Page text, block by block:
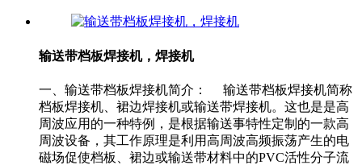
输送带档板焊接机，焊接机
一、输送带档板焊接机简介： 输送带档板焊接机简称
档板焊接机、裙边焊接机或输送带焊接机。这也是是高
周波应用的一种特例，是根据输送事特性定制的一款高
周波设备，其工作原理是利用高周波高频振荡产生的电
磁场促使档板、裙边或输送带材料中的PVC活性分子流